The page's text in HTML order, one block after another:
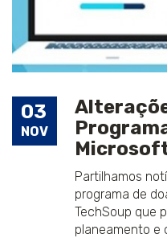
03
NOV
Partilhamos
programa de
TechSoup que
planeamento e